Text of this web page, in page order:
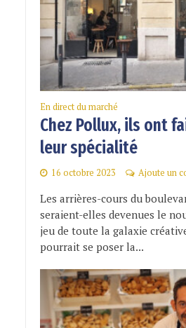
En direct du marché
Chez Pollux, ils ont
leur spécialité
16 octobre 2023 Ajoute un
Les arrières-cours du
seraient-elles devenues le
jeu de toute la galaxie
pourrait se poser la...